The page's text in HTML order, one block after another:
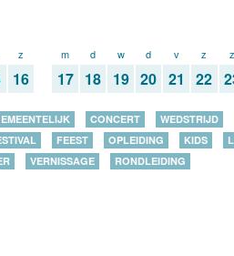
z
16
m
17
d
18
w
19
d
20
v
21
z
22
z
CONCERT
WEDSTRIJD
FEEST OPLEIDING KIDS
VERNISSAGE RONDLEIDING